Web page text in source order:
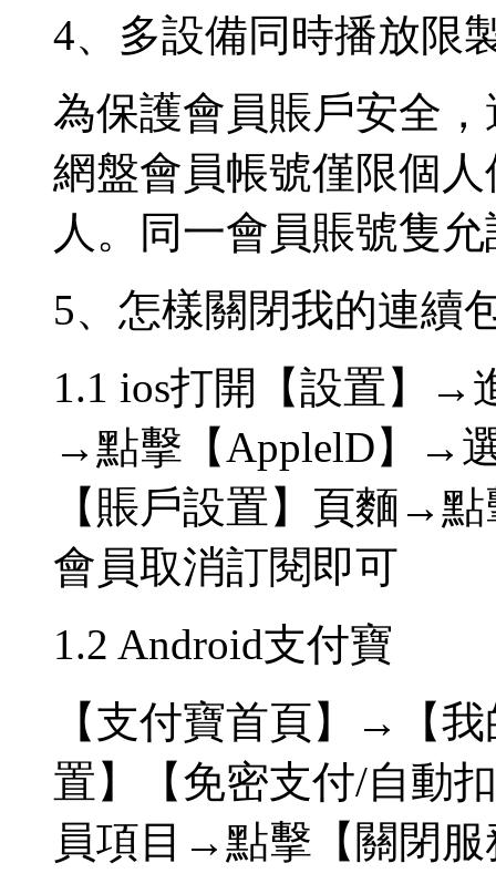
4、多設備同時播放限
為保護會員賬戶安全
網盤會員帳號僅限個
人。同一會員賬號隻
5、怎樣關閉我的連續
1.1 ios打開【設置】→
→點擊【ApplelD】→
【賬戶設置】頁麵→
會員取消訂閱即可
1.2 Android支付寶
【支付寶首頁】→【
置】【免密支付/自動
員項目→點擊【關閉